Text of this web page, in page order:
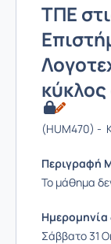
ΤΠΕ
(HUM470) -
Περιγραφή
Το μάθημα
Ημερομηνία
Σάββατο 31